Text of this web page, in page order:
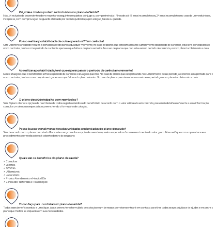
Pai, mãe e irmãos podem ser incluídos no plano de Saúde?
Não. A inclusão de dependentes deve respeitar os seguintes requisitos: cônjuge ou companheiro(a), filhos de até 18 anos incompletos ou 24 anos incompletos no caso de universitários ou
incapazes, com comprovação de guarda atribuída por decisão judicial seja por adoção, tutela ou guarda.
Posso realizar portabilidade de outra operadora? Tem carência?
Sim. O beneficiário pode realizar a portabilidade de plano a qualquer momento, no caso de planos que estejam ainda no cumprimento do período de carência, esta será portada para o
novo contrato, tendo como período de carência apenas o que faltava do plano anterior. No caso de planos que não estavam no período de carência, o novo plano também não a terá.
Ao realizar a portabilidade, terei que esperar passar o período de carência novamente?
Existe situações que o beneficiário sofrerá o período de carência e situações que não. No caso de planos que estejam ainda no cumprimento desse período, a carência será portada para o
novo contrato, tendo como cumprimento, apenas o que faltava do plano anterior. No caso de planos que não estavam mais nesse período, o novo plano também não a terá.
O plano de saúde trabalha com reembolso?
Sim. O plano oferece opções de reembolso de todos os gastos médicos do beneficiário de acordo com o valor estipulado em contrato, para mais detalhes referente a essa informação,
consulte um de nossos especialistas preenchendo o formulário de cotação.
Posso buscar atendimento fora das unidades credenciadas do plano desaúde?
Sim. de acordo com o plano contratado. Para este caso, consulte a opção de reembolso, assim a operadora faz o ressarcimento do valor gasto. Mas verifique com a operadora se o
procedimento a ser realizado está coberto dentro do seu plano.
Quais são os benefícios do plano de saúde?
✓ Consultas
✓ Exames
✓ SOS 24h
✓ UTIs móveis
✓ Laboratório
✓ Pronto Atendimento e Hospital Dia
✓ Clínica de Fisioterapia e Reabilitação
Como faço para contratar um plano de saúde?
Todos esses benefícios estão a um clique, basta preencher o formulário de cotação e um de nossos corretores entrará em contato para tirar todas as suas dúvidas e te ajudar a encontra o
plano que melhor se enquadra em suas necessidades.